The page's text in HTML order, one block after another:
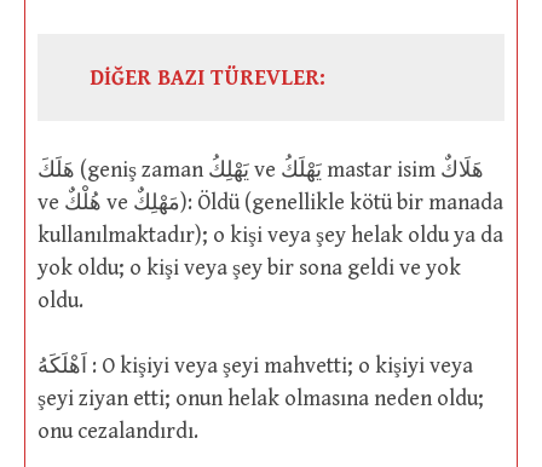
DİĞER BAZI TÜREVLER:
هَلَكَ (geniş zaman يَهْلِكُ ve يَهْلَكُ mastar isim هَلَاكٌ
ve هُلْكٌ ve مَهْلِكٌ): Öldü (genellikle kötü bir manada
kullanılmaktadır); o kişi veya şey helak oldu ya da
yok oldu; o kişi veya şey bir sona geldi ve yok
oldu.
اَهْلَكَهُ : O kişiyi veya şeyi mahvetti; o kişiyi veya
şeyi ziyan etti; onun helak olmasına neden oldu;
onu cezalandırdı.